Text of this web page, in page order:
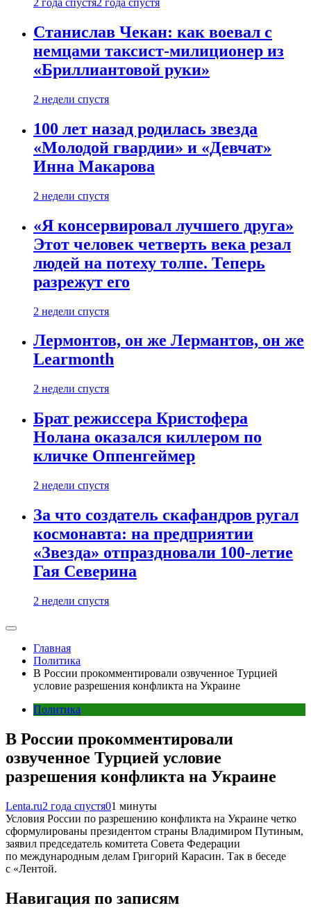
2 года спустя2 года спустя
Станислав Чекан: как воевал с
немцами таксист-милиционер из
«Бриллиантовой руки»
2 недели спустя
100 лет назад родилась звезда
«Молодой гвардии» и «Девчат»
Инна Макарова
2 недели спустя
«Я консервировал лучшего друга»
Этот человек четверть века резал
людей на потеху толпе. Теперь
разрежут его
2 недели спустя
Лермонтов, он же Лермантов, он же
Learmonth
2 недели спустя
Брат режиссера Кристофера
Нолана оказался киллером по
кличке Оппенгеймер
2 недели спустя
За что создатель скафандров ругал
космонавта: на предприятии
«Звезда» отпраздновали 100-летие
Гая Северина
2 недели спустя
Главная
Политика
В России прокомментировали озвученное Турцией
условие разрешения конфликта на Украине
Политика
В России прокомментировали
озвученное Турцией условие
разрешения конфликта на Украине
Lenta.ru2 года спустя01 минуты
Условия России по разрешению конфликта на Украине четко
сформулированы президентом страны Владимиром Путиным,
заявил председатель комитета Совета Федерации
по международным делам Григорий Карасин. Так в беседе
с «Лентой.
Навигация по записям